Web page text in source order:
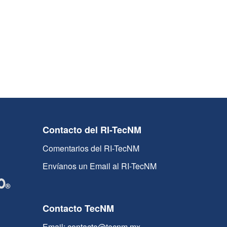
Contacto del RI-TecNM
Comentarios del RI-TecNM
Envíanos un Email al RI-TecNM
Contacto TecNM